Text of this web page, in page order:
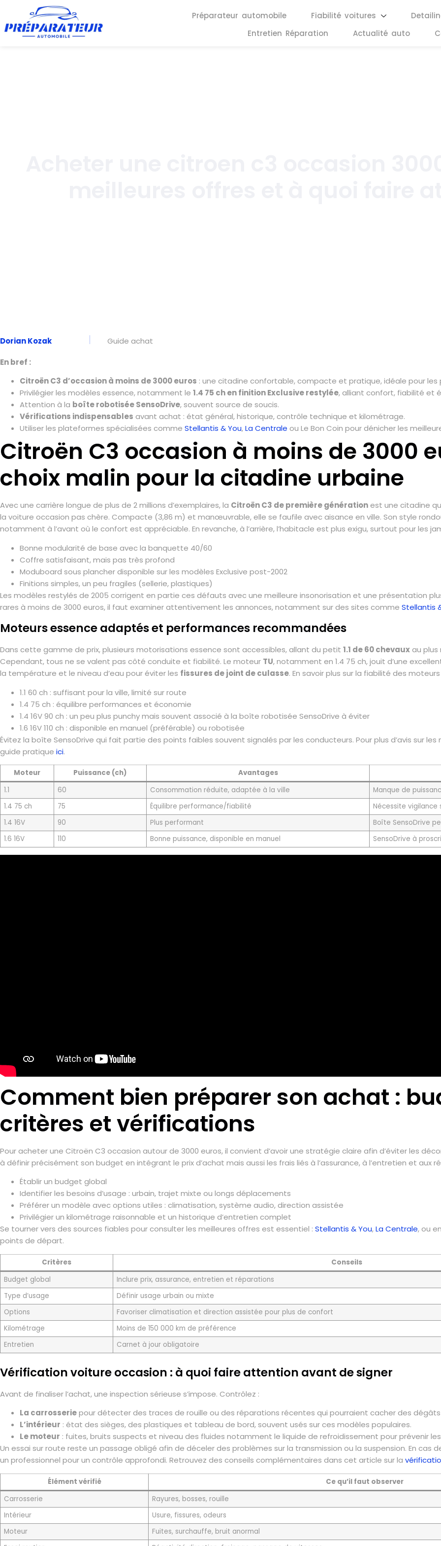
Préparateur automobile Fiabilité voitures
Entretien Réparation
Actualité auto
Dorian Kozak Guide achat
En bref :
Citroën C3 d’occasion à moins de 3000 euros : une citadine confortable, compacte et pratique, idéale pour
Privilégier les modèles essence, notamment le 1.4 75 ch en finition Exclusive restylée, alliant confort, fiabilité et
Attention à la boîte robotisée SensoDrive, souvent source de soucis.
Vérifications indispensables avant achat : état général, historique, contrôle technique et kilométrage.
Utiliser les plateformes spécialisées comme Stellantis & You,La Centrale ou Le Bon Coin pour dénicher les
Citroën C3 occasion à moins de 3000
choix malin pour la citadine urbaine
Avec une carrière longue de plus de 2 millions d’exemplaires, la Citroën C3 de première générationest une citadine
la voiture occasion pas chère. Compacte (3,86 m) et manœuvrable, elle se faufile avec aisance en ville. Son style
notamment à l’avant où le confort est appréciable. En revanche, à l’arrière, l’habitacle est plus exigu, surtout pour les
Bonne modularité de base avec la banquette 40/60
Coffre satisfaisant, mais pas très profond
Moduboard sous plancher disponible sur les modèles Exclusive post-2002
Finitions simples, un peu fragiles (sellerie, plastiques)
Les modèles restylés de 2005 corrigent en partie ces défauts avec une meilleure insonorisation et une présentation
rares à moins de 3000 euros, il faut examiner attentivement les annonces, notamment sur des sites comme Stellantis
Moteurs essence adaptés et performances recommandées
Dans cette gamme de prix, plusieurs motorisations essence sont accessibles, allant du petit 1.1 de 60 chevauxau plus
Cependant, tous ne se valent pas côté conduite et fiabilité. Le moteur TU, notamment en 1.4 75 ch, jouit d’une
la température et le niveau d’eau pour éviter les fissures de joint de culasse. En savoir plus sur la fiabilité des
1.1 60 ch : suffisant pour la ville, limité sur route
1.4 75 ch : équilibre performances et économie
1.4 16V 90 ch : un peu plus punchy mais souvent associé à la boîte robotisée SensoDrive à éviter
1.6 16V 110 ch : disponible en manuel (préférable) ou robotisée
Évitez la boîte SensoDrive qui fait partie des points faibles souvent signalés par les conducteurs. Pour plus d’avis sur
guide pratique ici.
Moteur Puissance (ch) Avantages
1.1
60 Consommation réduite, adaptée à la ville
Manque de
1.4 75 ch
75 Équilibre performance/fiabilité
Nécessite vigilance
1.4 16V
90 Plus performant
Boîte SensoDrive
1.6 16V
110 Bonne puissance, disponible en manuel SensoDrive à
Comment bien préparer son achat :
critères et vérifications
Pour acheter une Citroën C3 occasion autour de 3000 euros, il convient d’avoir une stratégie claire afin d’éviter les
à définir précisément son budget en intégrant le prix d’achat mais aussi les frais liés à l’assurance, à l’entretien et aux
Établir un budget global
Identifier les besoins d’usage : urbain, trajet mixte ou longs déplacements
Préférer un modèle avec options utiles : climatisation, système audio, direction assistée
Privilégier un kilométrage raisonnable et un historique d’entretien complet
Se tourner vers des sources fiables pour consulter les meilleures offres est essentiel : Stellantis & You,La Centrale, ou
points de départ.
Critères
Conseils
Budget global
Inclure prix, assurance, entretien et réparations
Type d’usage
Définir usage urbain ou mixte
Options
Favoriser climatisation et direction assistée pour plus de confort
Kilométrage
Moins de 150 000 km de préférence
Entretien
Carnet à jour obligatoire
Vérification voiture occasion : à quoi faire attention avant de signer
Avant de finaliser l’achat, une inspection sérieuse s’impose. Contrôlez :
La carrosseriepour détecter des traces de rouille ou des réparations récentes qui pourraient cacher des dégâts
L’intérieur : état des sièges, des plastiques et tableau de bord, souvent usés sur ces modèles populaires.
Le moteur : fuites, bruits suspects et niveau des fluides notamment le liquide de refroidissement pour prévenir
Un essai sur route reste un passage obligé afin de déceler des problèmes sur la transmission ou la suspension. En cas
un professionnel pour un contrôle approfondi. Retrouvez des conseils complémentaires dans cet article sur la
Élément vérifié
Ce qu’il faut observer
Carrosserie
Rayures, bosses, rouille
Intérieur
Usure, fissures, odeurs
Moteur
Fuites, surchauffe, bruit anormal